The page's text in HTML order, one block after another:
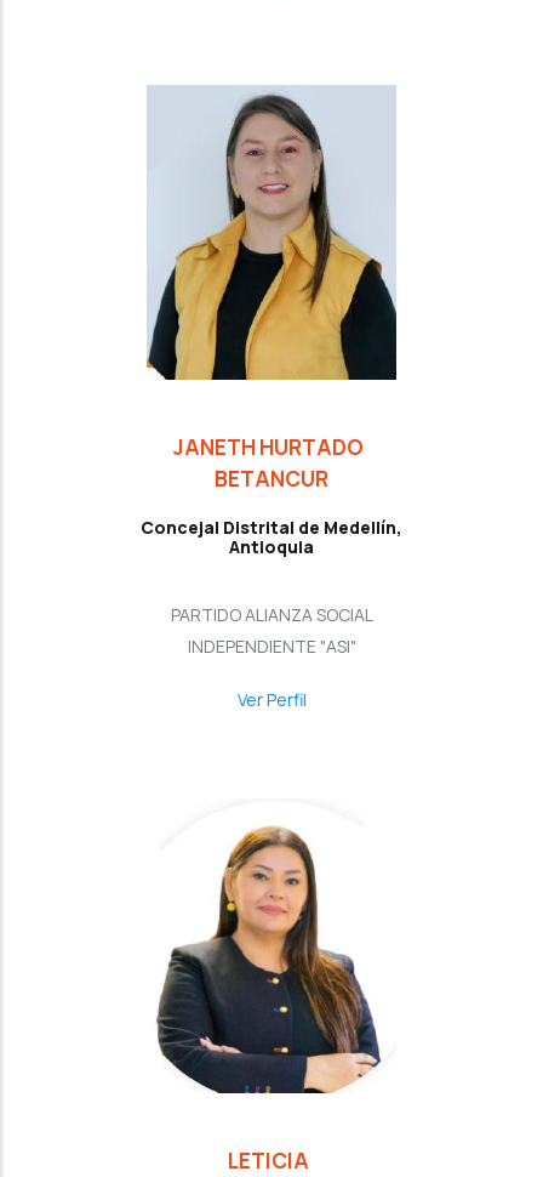
JANETH HURTADO
BETANCUR
Concejal Distrital de Medellín,
Antioquia
PARTIDO ALIANZA SOCIAL
INDEPENDIENTE "ASI"
Ver Perfil
LETICIA